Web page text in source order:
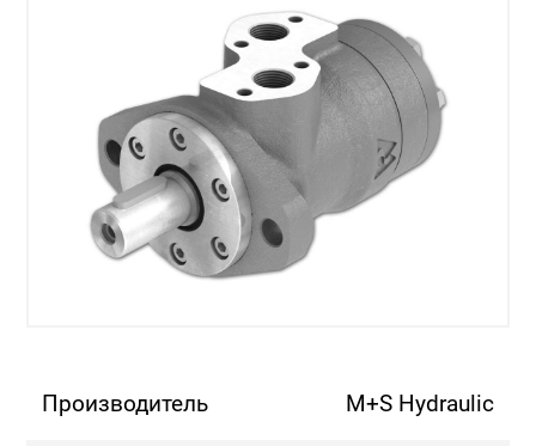
Производитель M+S Hydraulic